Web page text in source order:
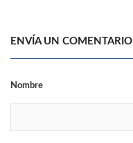
ENVÍA UN COMENTARIO
Nombre